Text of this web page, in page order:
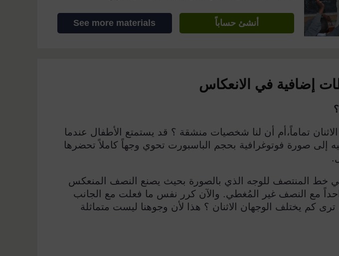
أنشئ حساباً See more materials
إضافية في الانعكاس
تماماً،أم أن لنا شخصيات منشقة ؟ قد يستمتع الأطفال عندما
إلى صورة فوتوغرافية بحجم الباسبورت تحوي وجهاً كاملاً تحضرها
.
خط المنتصف للوجه الذي بالصورة بحيث يصنع النصف المنعكس
مع النصف غير المُغطي. والآن كرر نفس ما فعلت مع الجانب
كم يختلف الوجهان الاثنان ؟ هذا لأن وجوهنا ليست متماثلة